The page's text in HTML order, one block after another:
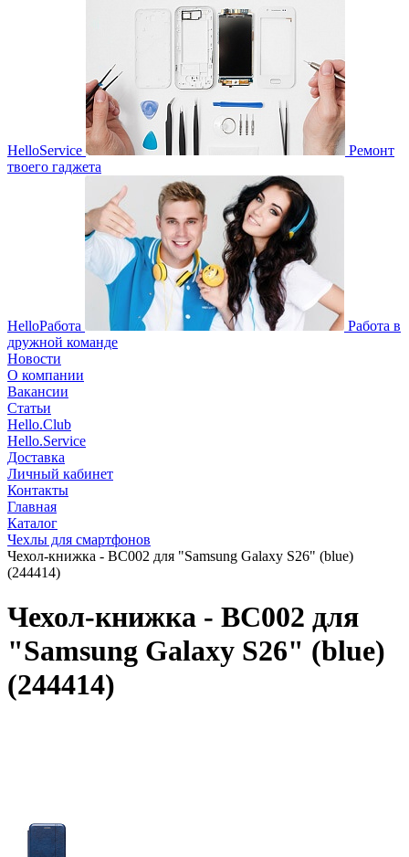
HelloService
Ремонт
твоего гаджета
HelloРабота
Работа в
дружной команде
Новости
О компании
Вакансии
Статьи
Hello.Club
Hello.Service
Доставка
Личный кабинет
Контакты
Главная
Каталог
Чехлы для смартфонов
Чехол-книжка - BC002 для "Samsung Galaxy S26" (blue)
(244414)
Чехол-книжка - BC002 для
"Samsung Galaxy S26" (blue)
(244414)